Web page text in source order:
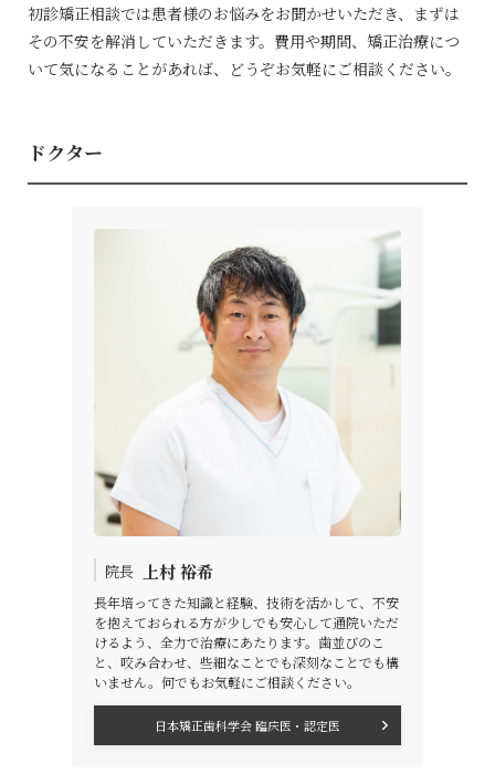
初診矯正相談では患者様のお悩みをお聞かせいただき、まずは
その不安を解消していただきます。費用や期間、矯正治療につ
いて気になることがあれば、どうぞお気軽にご相談ください。
ドクター
院長 上村 裕希
長年培ってきた知識と経験、技術を活かして、不安
を抱えておられる方が少しでも安心して通院いただ
けるよう、全力で治療にあたります。歯並びのこ
と、咬み合わせ、些細なことでも深刻なことでも構
いません。何でもお気軽にご相談ください。
日本矯正歯科学会 臨床医・認定医